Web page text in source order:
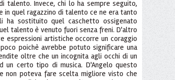
talento. Invece, chi lo ha sempre seguito,
in quel ragazzino di talento ce ne era tanto
sostituito quel caschetto ossigenato
talento è venuto fuori senza freni. D'altro
espressioni artistiche occorre un coraggio
poichè avrebbe potuto significare una
oltre che un incognita agli occhi di un
un certo tipo di musica. D'Angelo questo
non poteva fare scelta migliore visto che